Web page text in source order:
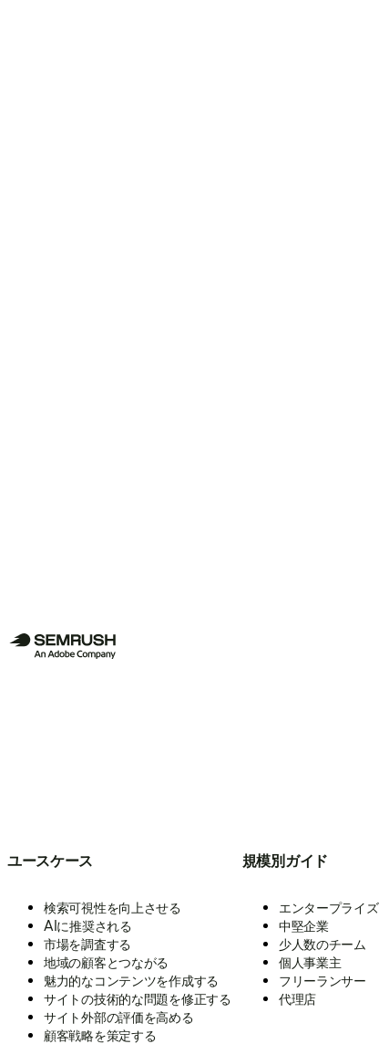
ユースケース
検索可視性を向上させる
AIに推奨される
市場を調査する
地域の顧客とつながる
魅力的なコンテンツを作成する
サイトの技術的な問題を修正する
サイト外部の評価を高める
顧客戦略を策定する
規模別ガイド
エンタープライズ
中堅企業
少人数のチーム
個人事業主
フリーランサー
代理店